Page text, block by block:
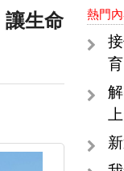
熱門
接
解